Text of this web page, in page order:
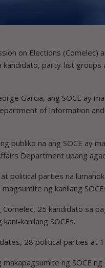
on Elections
kandidato, party-list
Garcia, ang SOCE ay
of Information
publiko na ang SOCE ay
Department upang
political parties na
ng kanilang
Comelec, 25 kandidato sa
kanilang SOCEs.
28 political parties at
makapagsumite ng SOCE